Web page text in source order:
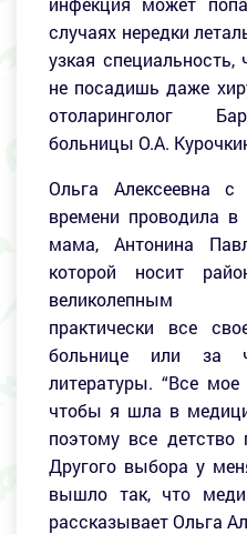
случаях нередки
узкая
не посадишь даже
отоларинголог
больницы О.А.
Ольга Алексеевна
времени проводила в
мама, Антонина
которой носит
великолепным
практически все
больнице или за
литературы. “Все
чтобы я шла в
поэтому все детство
Другого выбора у
вышло так, что
рассказывает Ольга